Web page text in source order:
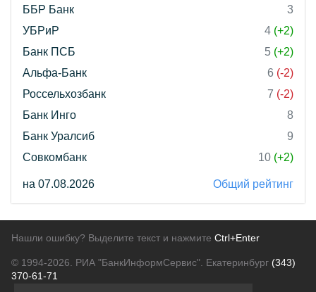
ББР Банк
3
УБРиР
4 (+2)
Банк ПСБ
5 (+2)
Альфа-Банк
6 (-2)
Россельхозбанк
7 (-2)
Банк Инго
8
Банк Уралсиб
9
Совкомбанк
10 (+2)
на 07.08.2026 Общий рейтинг
Нашли ошибку? Выделите текст и нажмите Ctrl+Enter
© 1994-2026. РИА "БанкИнформСервис". Екатеринбург (343)
370-61-71